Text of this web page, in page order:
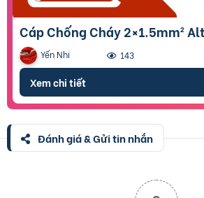
Cáp Chống Cháy 2×1.5mm²
Yến Nhi 143
Xem chi tiết
Đánh giá & Gửi tin nhắn